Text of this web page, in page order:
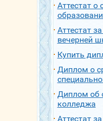
Аттестат о
Аттестат
вечерней
Купить
Диплом о
Диплом об
колледжа
Аттестат